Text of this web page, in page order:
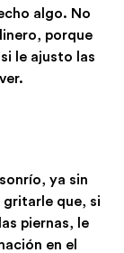
algo. No
porque
le ajusto las
ya sin
gritarle que, si
piernas, le
en el